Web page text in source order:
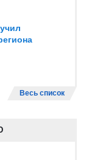
Весь список